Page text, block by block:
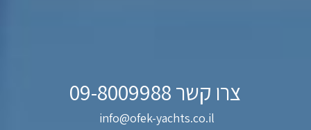
צרו קשר 09-8009988
info@ofek-yachts.co.il